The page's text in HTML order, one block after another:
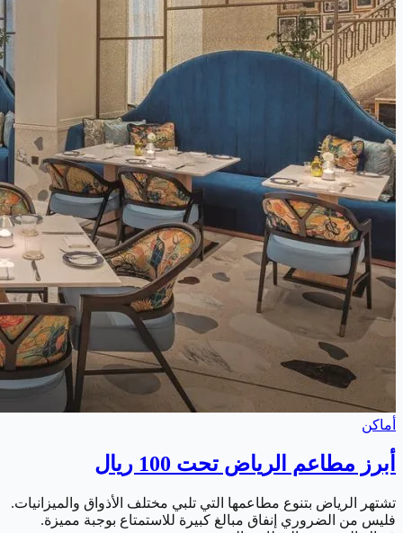
أماكن
أبرز مطاعم الرياض تحت 100 ريال
تشتهر الرياض بتنوع مطاعمها التي تلبي مختلف الأذواق والميزانيات.
فليس من الضروري إنفاق مبالغ كبيرة للاستمتاع بوجبة مميزة.